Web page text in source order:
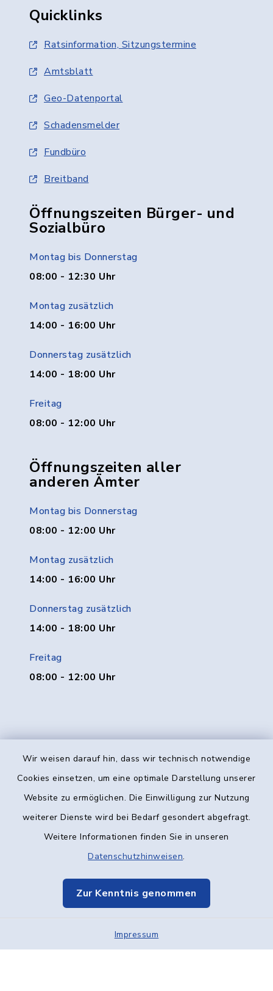
Wir weisen darauf hin, dass wir technisch notwendige
Cookies einsetzen, um eine optimale Darstellung unserer
Website zu ermöglichen. Die Einwilligung zur Nutzung
weiterer Dienste wird bei Bedarf gesondert abgefragt.
Weitere Informationen finden Sie in unseren
Datenschutzhinweisen.
Zur Kenntnis genommen
Impressum
Quicklinks
Ratsinformation, Sitzungstermine
Amtsblatt
Geo-Datenportal
Schadensmelder
Fundbüro
Breitband
Öffnungszeiten Bürger- und
Sozialbüro
Montag bis Donnerstag
08:00 - 12:30 Uhr
Montag zusätzlich
14:00 - 16:00 Uhr
Donnerstag zusätzlich
14:00 - 18:00 Uhr
Freitag
08:00 - 12:00 Uhr
Öffnungszeiten aller
anderen Ämter
Montag bis Donnerstag
08:00 - 12:00 Uhr
Montag zusätzlich
14:00 - 16:00 Uhr
Donnerstag zusätzlich
14:00 - 18:00 Uhr
Freitag
08:00 - 12:00 Uhr
Kontakt
Datenschutz
Elektronische Kommunikation
Sitemap